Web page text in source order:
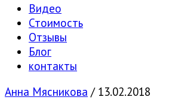
Видео
Стоимость
Отзывы
Блог
контакты
Анна Мясникова / 13.02.2018